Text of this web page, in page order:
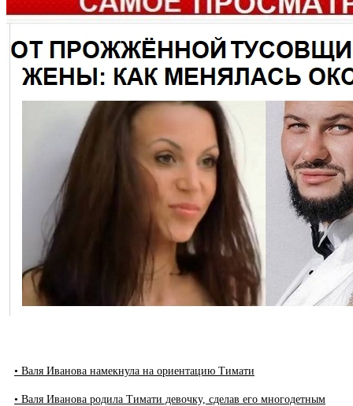
• Валя Иванова намекнула на ориентацию Тимати
• Валя Иванова родила Тимати девочку, сделав его многодетным